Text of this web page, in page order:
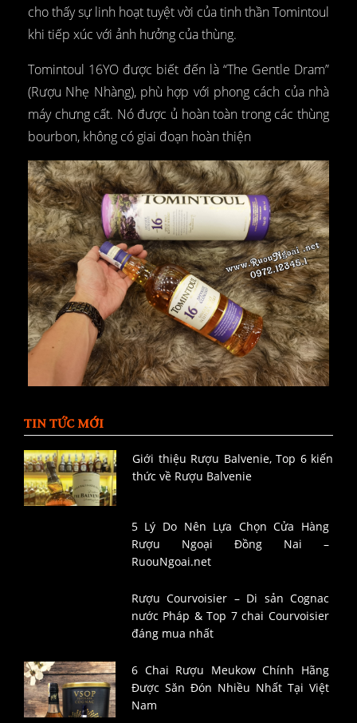
cho thấy sự linh hoạt tuyệt vời của tinh thần Tomintoul
khi tiếp xúc với ảnh hưởng của thùng.
Tomintoul 16YO được biết đến là “The Gentle Dram”
(Rượu Nhẹ Nhàng), phù hợp với phong cách của nhà
máy chưng cất. Nó được ủ hoàn toàn trong các thùng
bourbon, không có giai đoạn hoàn thiện
TIN TỨC MỚI
Giới thiệu Rượu Balvenie, Top 6 kiến
thức về Rượu Balvenie
5 Lý Do Nên Lựa Chọn Cửa Hàng
Rượu Ngoại Đồng Nai –
RuouNgoai.net
Rượu Courvoisier – Di sản Cognac
nước Pháp & Top 7 chai Courvoisier
đáng mua nhất
6 Chai Rượu Meukow Chính Hãng
Được Săn Đón Nhiều Nhất Tại Việt
Nam